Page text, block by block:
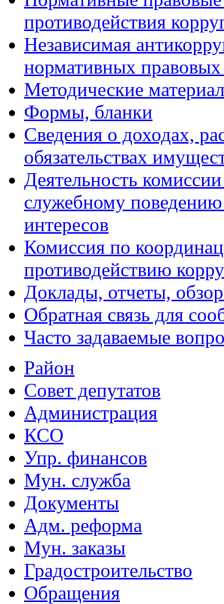
противодействия
Независимая
нормативных правовых
Методические
Формы, бланки
Сведения о доходах,
обязательствах
Деятельность
служебному
интересов
Комиссия по
противодействию
Доклады, отчеты,
Обратная связь для
Часто задаваемые
Район
Совет депутатов
Администрация
КСО
Упр. финансов
Мун. служба
Документы
Адм. реформа
Мун. заказы
Градостроительство
Обращения